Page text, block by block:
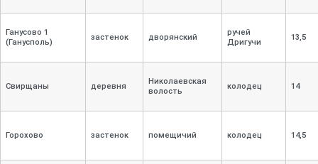
Ганусово 1
(Ганусполь)
застенок дворянский
ручей
Дригучи
13,5
Свирщаны деревня
Николаевская
волость
колодец 14
Горохово застенок помещичий колодец 14,5